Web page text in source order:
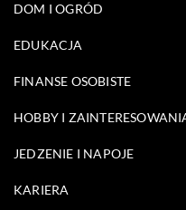
DOM I OGRÓD
EDUKACJA
FINANSE OSOBISTE
HOBBY I
JEDZENIE I NAPOJE
KARIERA